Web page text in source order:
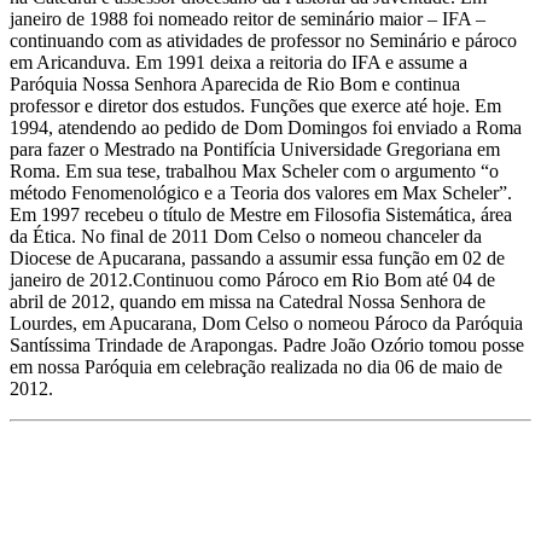
janeiro de 1988 foi nomeado reitor de seminário maior – IFA –
continuando com as atividades de professor no Seminário e pároco
em Aricanduva. Em 1991 deixa a reitoria do IFA e assume a
Paróquia Nossa Senhora Aparecida de Rio Bom e continua
professor e diretor dos estudos. Funções que exerce até hoje. Em
1994, atendendo ao pedido de Dom Domingos foi enviado a Roma
para fazer o Mestrado na Pontifícia Universidade Gregoriana em
Roma. Em sua tese, trabalhou Max Scheler com o argumento “o
método Fenomenológico e a Teoria dos valores em Max Scheler”.
Em 1997 recebeu o título de Mestre em Filosofia Sistemática, área
da Ética. No final de 2011 Dom Celso o nomeou chanceler da
Diocese de Apucarana, passando a assumir essa função em 02 de
janeiro de 2012.Continuou como Pároco em Rio Bom até 04 de
abril de 2012, quando em missa na Catedral Nossa Senhora de
Lourdes, em Apucarana, Dom Celso o nomeou Pároco da Paróquia
Santíssima Trindade de Arapongas. Padre João Ozório tomou posse
em nossa Paróquia em celebração realizada no dia 06 de maio de
2012.